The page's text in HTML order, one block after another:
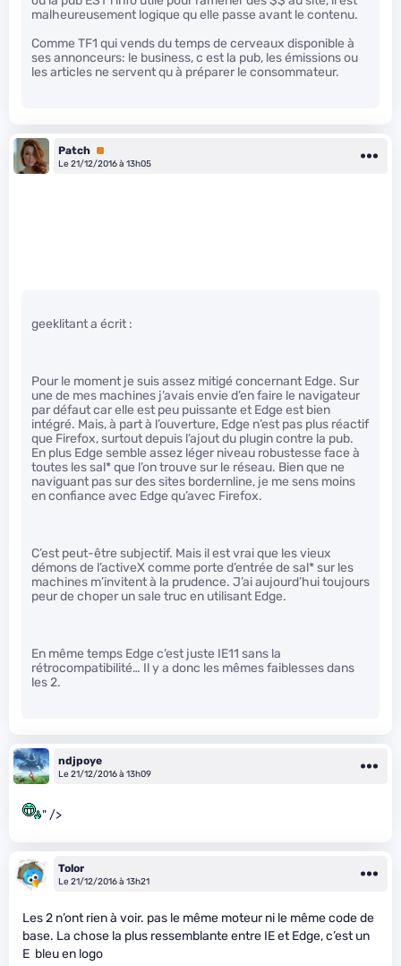
malheureusement logique qu elle passe avant le contenu.
Comme TF1 qui vends du temps de cerveaux disponible à
ses annonceurs: le business, c est la pub, les émissions ou
les articles ne servent qu à préparer le consommateur.
Patch Premium
Le 21/12/2016 à 13h05
geeklitant a écrit :
Pour le moment je suis assez mitigé concernant Edge. Sur
une de mes machines j’avais envie d’en faire le navigateur
par défaut car elle est peu puissante et Edge est bien
intégré. Mais, à part à l’ouverture, Edge n’est pas plus réactif
que Firefox, surtout depuis l’ajout du plugin contre la pub.
En plus Edge semble assez léger niveau robustesse face à
toutes les sal* que l’on trouve sur le réseau. Bien que ne
naviguant pas sur des sites bordernline, je me sens moins
en confiance avec Edge qu’avec Firefox.
C’est peut-être subjectif. Mais il est vrai que les vieux
démons de l’activeX comme porte d’entrée de sal* sur les
machines m’invitent à la prudence. J’ai aujourd’hui toujours
peur de choper un sale truc en utilisant Edge.
En même temps Edge c’est juste IE11 sans la
rétrocompatibilité… Il y a donc les mêmes faiblesses dans
les 2.
ndjpoye
Le 21/12/2016 à 13h09
" />
Tolor
Le 21/12/2016 à 13h21
Les 2 n’ont rien à voir. pas le même moteur ni le même code de
base. La chose la plus ressemblante entre IE et Edge, c’est un
E bleu en logo